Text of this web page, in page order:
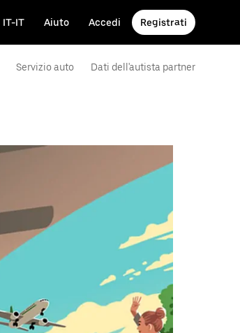
IT-IT Aiuto Accedi Registrati
Servizio auto Dati dell'autista partner